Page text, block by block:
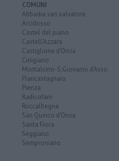
COMUNI
Abbadia san salvatore
Arcidosso
Castel del piano
Castell'Azzara
Castiglione d'Orcia
Cinigiano
Montalcino-S.Giovanni d'Asso
Piancastagnaio
Pienza
Radicofani
Roccalbegna
San Quirico d'Orcia
Santa Fiora
Seggiano
Semproniano